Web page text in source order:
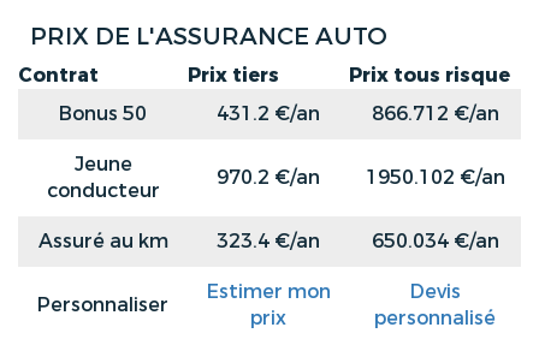
PRIX DE L'ASSURANCE AUTO
Contrat Prix tiers
Prix tous risque
Bonus 50
431.2 €/an
866.712 €/an
Jeune
conducteur
970.2 €/an 1950.102 €/an
Assuré au km 323.4 €/an 650.034 €/an
Personnaliser
Estimer mon
prix
Devis
personnalisé